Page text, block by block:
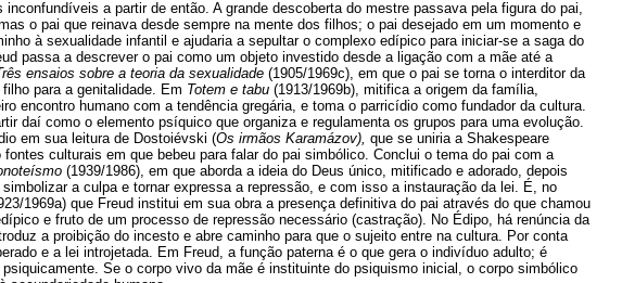
a partir de então. A grande descoberta do mestre passava pela figura do pai,
o pai que reinava desde sempre na mente dos filhos; o pai desejado em um momento e
à sexualidade infantil e ajudaria a sepultar o complexo edípico para iniciar-se a saga do
passa a descrever o pai como um objeto investido desde a ligação com a mãe até a
ensaios sobre a teoria da sexualidade (1905/1969c), em que o pai se torna o interditor da
para a genitalidade. Em Totem e tabu (1913/1969b), mitifica a origem da família,
encontro humano com a tendência gregária, e toma o parricídio como fundador da cultura.
daí como o elemento psíquico que organiza e regulamenta os grupos para uma evolução.
em sua leitura de Dostoiévski (Os irmãos Karamázov), que se uniria a Shakespeare
fontes culturais em que bebeu para falar do pai simbólico. Conclui o tema do pai com a
(1939/1986), em que aborda a ideia do Deus único, mitificado e adorado, depois
a culpa e tornar expressa a repressão, e com isso a instauração da lei. É, no
1969a) que Freud institui em sua obra a presença definitiva do pai através do que chamou
e fruto de um processo de repressão necessário (castração). No Édipo, há renúncia da
a proibição do incesto e abre caminho para que o sujeito entre na cultura. Por conta
e a lei introjetada. Em Freud, a função paterna é o que gera o indivíduo adulto; é
Se o corpo vivo da mãe é instituinte do psiquismo inicial, o corpo simbólico